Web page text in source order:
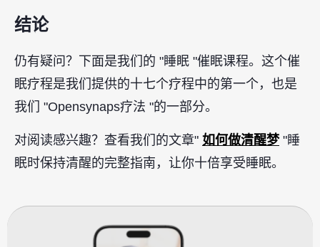
结论
仍有疑问？下面是我们的 "睡眠 "催眠课程。这个催
眠疗程是我们提供的十七个疗程中的第一个，也是
我们 "Opensynaps疗法 "的一部分。
对阅读感兴趣？查看我们的文章" 如何做清醒梦"睡
眠时保持清醒的完整指南，让你十倍享受睡眠。